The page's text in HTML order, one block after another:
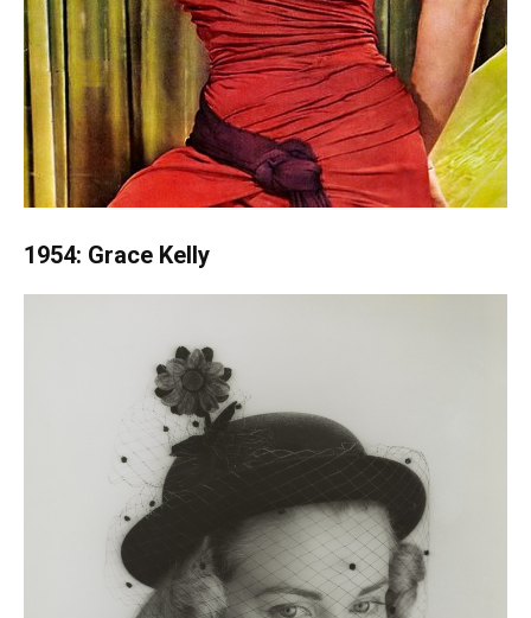
1954: Grace Kelly